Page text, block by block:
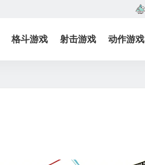
格斗游戏 射击游戏 动作游戏